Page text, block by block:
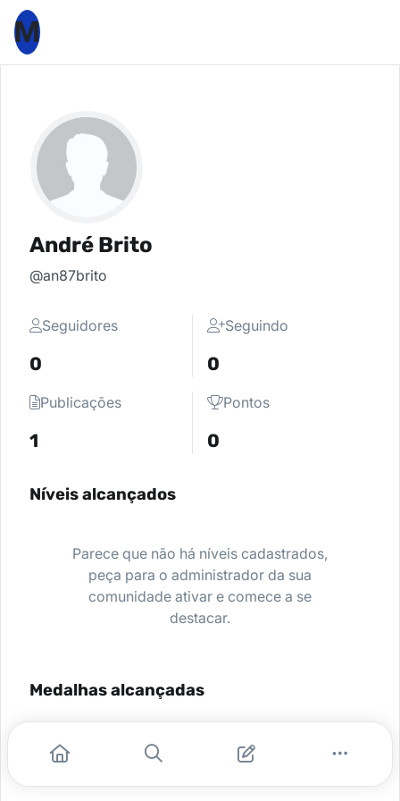
M
André Brito
@an87brito
Seguidores
0
Seguindo
0
Publicações
1
Pontos
0
Níveis alcançados
Parece que não há níveis cadastrados,
peça para o administrador da sua
comunidade ativar e comece a se
destacar.
Medalhas alcançadas
Nenhuma medalha encontrada